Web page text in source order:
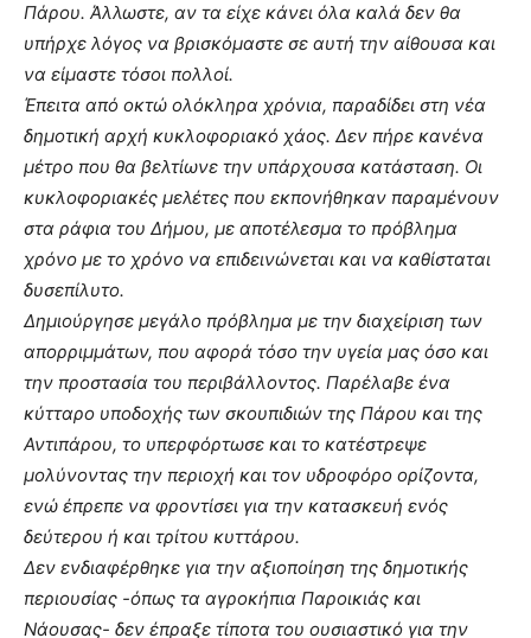
Πάρου. Άλλωστε, αν τα είχε κάνει όλα καλά δεν θα
υπήρχε λόγος να βρισκόμαστε σε αυτή την αίθουσα και
να είμαστε τόσοι πολλοί.
Έπειτα από οκτώ ολόκληρα χρόνια, παραδίδει στη νέα
δημοτική αρχή κυκλοφοριακό χάος. Δεν πήρε κανένα
μέτρο που θα βελτίωνε την υπάρχουσα κατάσταση. Οι
κυκλοφοριακές μελέτες που εκπονήθηκαν παραμένουν
στα ράφια του Δήμου, με αποτέλεσμα το πρόβλημα
χρόνο με το χρόνο να επιδεινώνεται και να καθίσταται
δυσεπίλυτο.
Δημιούργησε μεγάλο πρόβλημα με την διαχείριση των
απορριμμάτων, που αφορά τόσο την υγεία μας όσο και
την προστασία του περιβάλλοντος. Παρέλαβε ένα
κύτταρο υποδοχής των σκουπιδιών της Πάρου και της
Αντιπάρου, το υπερφόρτωσε και το κατέστρεψε
μολύνοντας την περιοχή και τον υδροφόρο ορίζοντα,
ενώ έπρεπε να φροντίσει για την κατασκευή ενός
δεύτερου ή και τρίτου κυττάρου.
Δεν ενδιαφέρθηκε για την αξιοποίηση της δημοτικής
περιουσίας -όπως τα αγροκήπια Παροικιάς και
Νάουσας- δεν έπραξε τίποτα του ουσιαστικό για την